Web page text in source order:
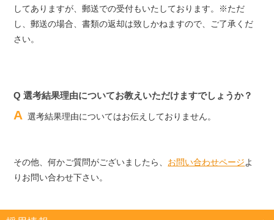
してありますが、郵送での受付もいたしております。※ただ
し、郵送の場合、書類の返却は致しかねますので、ご了承くだ
さい。
Q 選考結果理由についてお教えいただけますでしょうか？
A 選考結果理由についてはお伝えしておりません。
その他、何かご質問がございましたら、 お問い合わせページよ
りお問い合わせ下さい。